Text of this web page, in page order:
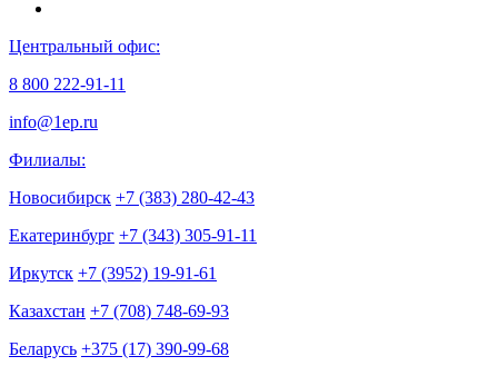
Центральный офис:
8 800 222-91-11
info@1ep.ru
Филиалы:
Новосибирск +7 (383) 280-42-43
Екатеринбург +7 (343) 305-91-11
Иркутск +7 (3952) 19-91-61
Казахстан +7 (708) 748-69-93
Беларусь +375 (17) 390-99-68